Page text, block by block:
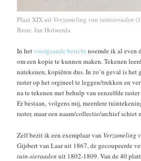
Plaat XIX uit Verzameling van tuinsieraden
Bron: Jan Holwerda
In hetvoorgaande berichtnoemde ik al even
om een kopie te kunnen maken. Tekenen
natekenen, kopiëren dus. In zo’n geval is het
raster op het orgineel te leggen/trekken en
na te tekenen met behulp van eenzelfde
Er bestaan, volgens mij, meerdere
raster, maar een naam/collectie/archief schiet
Zelf bezit ik een exemplaar van Verzameling
Gijsbert van Laar uit 1867, de gecoupeerde
tuin-sieraaden uit 1802-1809. Van de 40